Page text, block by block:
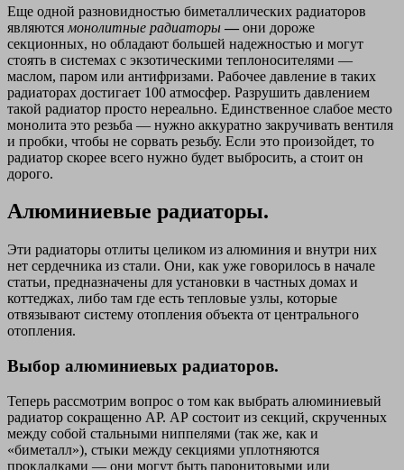
Еще одной разновидностью биметаллических радиаторов
являются монолитные радиаторы — они дороже
секционных, но обладают большей надежностью и могут
стоять в системах с экзотическими теплоносителями —
маслом, паром или антифризами. Рабочее давление в таких
радиаторах достигает 100 атмосфер. Разрушить давлением
такой радиатор просто нереально. Единственное слабое место
монолита это резьба — нужно аккуратно закручивать вентиля
и пробки, чтобы не сорвать резьбу. Если это произойдет, то
радиатор скорее всего нужно будет выбросить, а стоит он
дорого.
Алюминиевые радиаторы.
Эти радиаторы отлиты целиком из алюминия и внутри них
нет сердечника из стали. Они, как уже говорилось в начале
статьи, предназначены для установки в частных домах и
коттеджах, либо там где есть тепловые узлы, которые
отвязывают систему отопления объекта от центрального
отопления.
Выбор алюминиевых радиаторов.
Теперь рассмотрим вопрос о том как выбрать алюминиевый
радиатор сокращенно АР. АР состоит из секций, скрученных
между собой стальными ниппелями (так же, как и
«биметалл»), стыки между секциями уплотняются
прокладками — они могут быть паронитовыми или